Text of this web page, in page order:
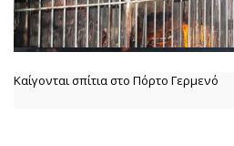
Καίγονται σπίτια στο Πόρτο Γερμενό